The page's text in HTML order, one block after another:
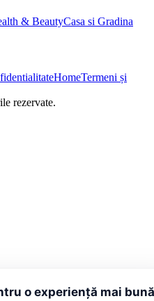
& BeautyCasa si Gradina
HomeTermeni și
rezervate.
o experiență mai bună